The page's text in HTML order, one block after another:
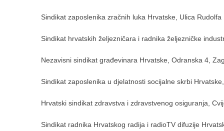
Sindikat zaposlenika zračnih luka Hrvatske, Ulica
Sindikat hrvatskih željezničara i radnika željezničke
Nezavisni sindikat građevinara Hrvatske, Odranska 4,
Sindikat zaposlenika u djelatnosti socijalne skrbi
Hrvatski sindikat zdravstva i zdravstvenog osiguranja,
Sindikat radnika Hrvatskog radija i radioTV difuzije